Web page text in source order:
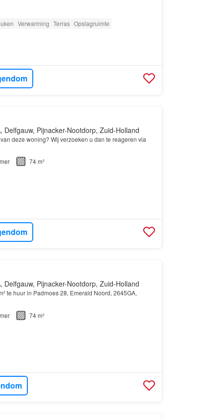
Verwarming Terras Opslagruimte
Delfgauw, Pijnacker-Nootdorp, Zuid-Holland
deze woning? Wij verzoeken u dan te reageren via
74 m²
Delfgauw, Pijnacker-Nootdorp, Zuid-Holland
te huur in Padmoes 28, Emerald Noord, 2645GA,
74 m²